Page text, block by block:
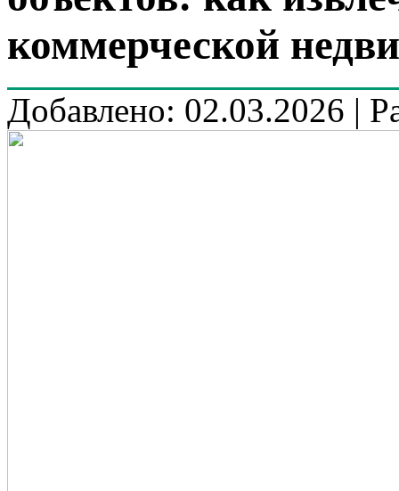
коммерческой
Добавлено: 02.03.2026 |